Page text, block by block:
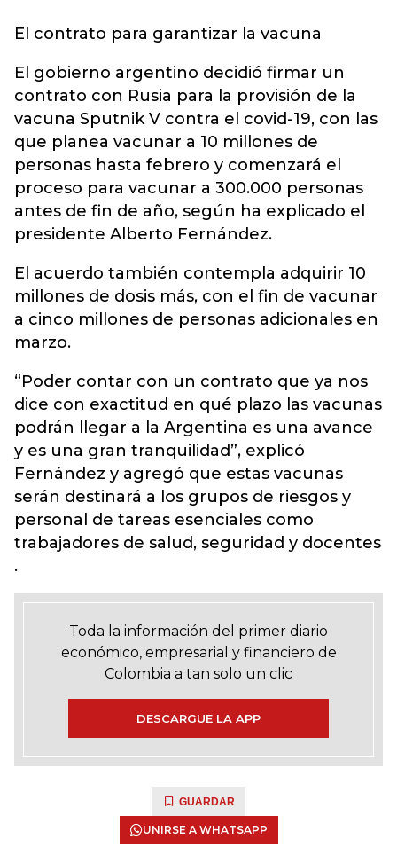
El contrato para garantizar la vacuna
El gobierno argentino decidió firmar un
contrato con Rusia para la provisión de la
vacuna Sputnik V contra el covid-19, con las
que planea vacunar a 10 millones de
personas hasta febrero y comenzará el
proceso para vacunar a 300.000 personas
antes de fin de año, según ha explicado el
presidente Alberto Fernández.
El acuerdo también contempla adquirir 10
millones de dosis más, con el fin de vacunar
a cinco millones de personas adicionales en
marzo.
“Poder contar con un contrato que ya nos
dice con exactitud en qué plazo las vacunas
podrán llegar a la Argentina es una avance
y es una gran tranquilidad”, explicó
Fernández y agregó que estas vacunas
serán destinará a los grupos de riesgos y
personal de tareas esenciales como
trabajadores de salud, seguridad y docentes
.
Toda la información del primer diario
económico, empresarial y financiero de
Colombia a tan solo un clic
DESCARGUE LA APP
GUARDAR
UNIRSE A WHATSAPP